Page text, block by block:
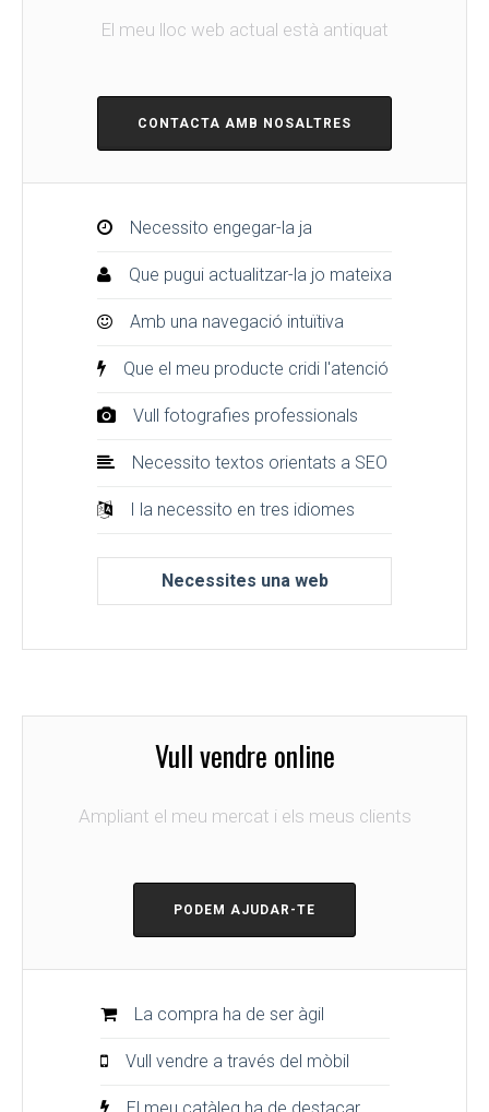
El meu lloc web actual està antiquat
CONTACTA AMB NOSALTRES
Necessito engegar-la ja
Que pugui actualitzar-la jo mateixa
Amb una navegació intuïtiva
Que el meu producte cridi l'atenció
Vull fotografies professionals
Necessito textos orientats a SEO
I la necessito en tres idiomes
Necessites una web
Vull vendre online
Ampliant el meu mercat i els meus clients
PODEM AJUDAR-TE
La compra ha de ser àgil
Vull vendre a través del mòbil